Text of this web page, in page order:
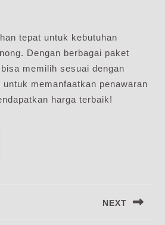
tepat untuk kebutuhan
Dengan berbagai paket
memilih sesuai dengan
memanfaatkan penawaran
harga terbaik!
NEXT